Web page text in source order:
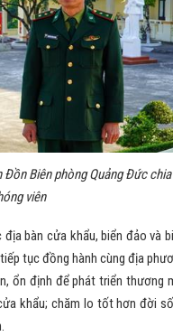
Đồn Biên phòng Quảng Đức
viên
bàn cửa khẩu, biển đảo và
tục đồng hành cùng địa
ổn định để phát triển thương
khẩu; chăm lo tốt hơn đời